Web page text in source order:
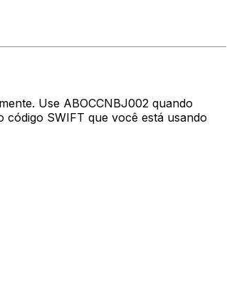
Use ABOCCNBJ002 quando
código SWIFT que você está usando